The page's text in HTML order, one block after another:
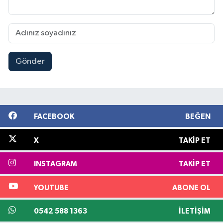
Gönder
FACEBOOK BEĞEN
X TAKIP ET
INSTAGRAM TAKIP ET
YOUTUBE ABONE OL
0542 588 1363 İLETIŞIM